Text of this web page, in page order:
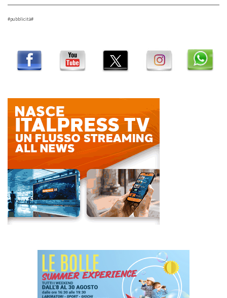
#pubblicità#